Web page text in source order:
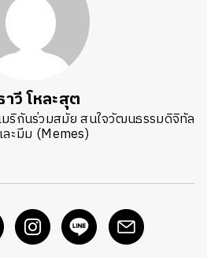
าวี โหละสุต
ริกันร่วมสมัย สนใจวัฒนธรรมดิจิทัล
ละมีม (Memes)